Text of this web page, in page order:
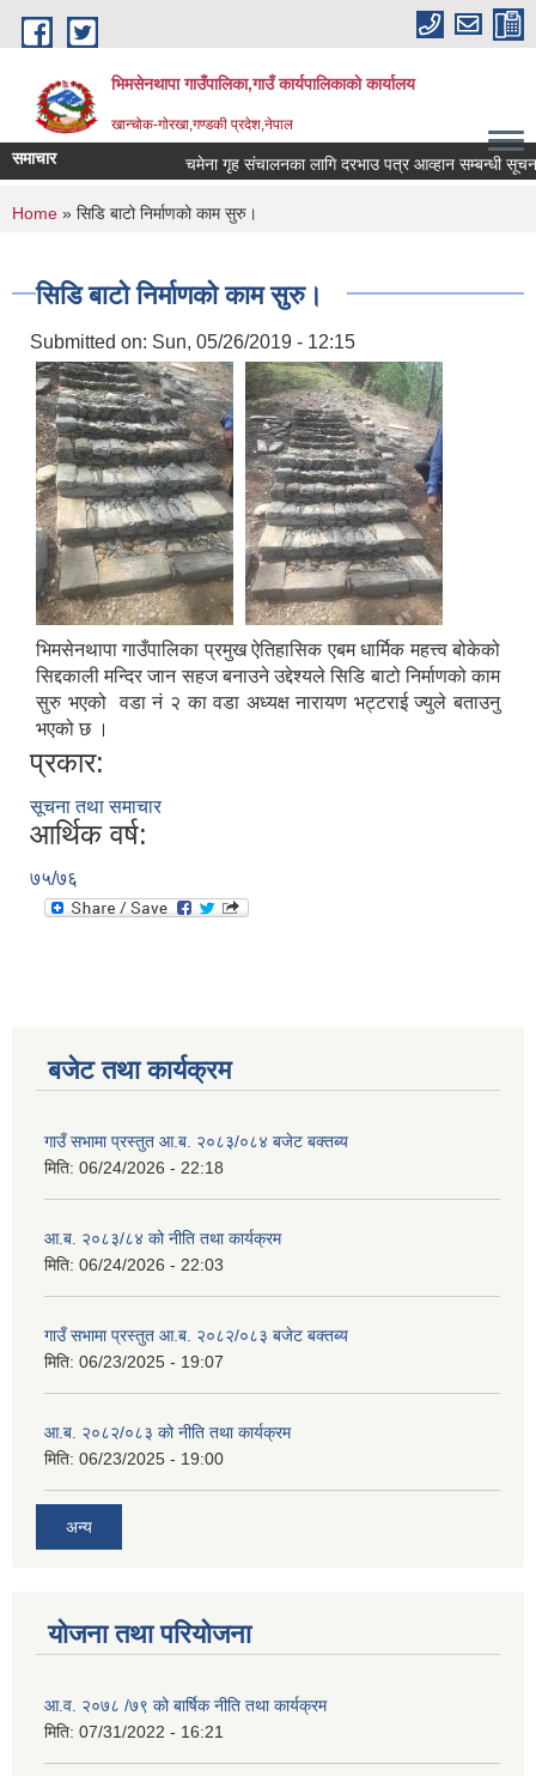
Skip to main content
भिमसेनथापा गाउँपालिका,गाउँ कार्यपालिकाकाे कार्यालय
खान्चोक-गाेरखा,गण्डकी प्रदेश,नेपाल
समाचार चमेना गृह संचालनका लागि दरभाउ पत्र आव्हान सम्बन्धी सूचना।
You are here
Home » सिडि बाटो निर्माणको काम सुरु।
सिडि बाटो निर्माणको काम सुरु।
Submitted on: Sun, 05/26/2019 - 12:15
भिमसेनथापा गाउँपालिका प्रमुख ऐतिहासिक एबम धार्मिक महत्त्व बोकेको
सिद्दकाली मन्दिर जान सहज बनाउने उद्देश्यले सिडि बाटो निर्माणको काम
सुरु भएको वडा नं २ का वडा अध्यक्ष नारायण भट्टराई ज्युले बताउनु
भएको छ ।
प्रकार:
सूचना तथा समाचार
आर्थिक वर्ष:
७५/७६
बजेट तथा कार्यक्रम
गाउँ सभामा प्रस्तुत आ.ब. २०८३/०८४ बजेट बक्तब्य
मिति: 06/24/2026 - 22:18
आ.ब. २०८३/८४ को नीति तथा कार्यक्रम
मिति: 06/24/2026 - 22:03
गाउँ सभामा प्रस्तुत आ.ब. २०८२/०८३ बजेट बक्तब्य
मिति: 06/23/2025 - 19:07
आ.ब. २०८२/०८३ को नीति तथा कार्यक्रम
मिति: 06/23/2025 - 19:00
अन्य
योजना तथा परियोजना
आ.व. २०७८ /७९ को बार्षिक नीति तथा कार्यक्रम
मिति: 07/31/2022 - 16:21